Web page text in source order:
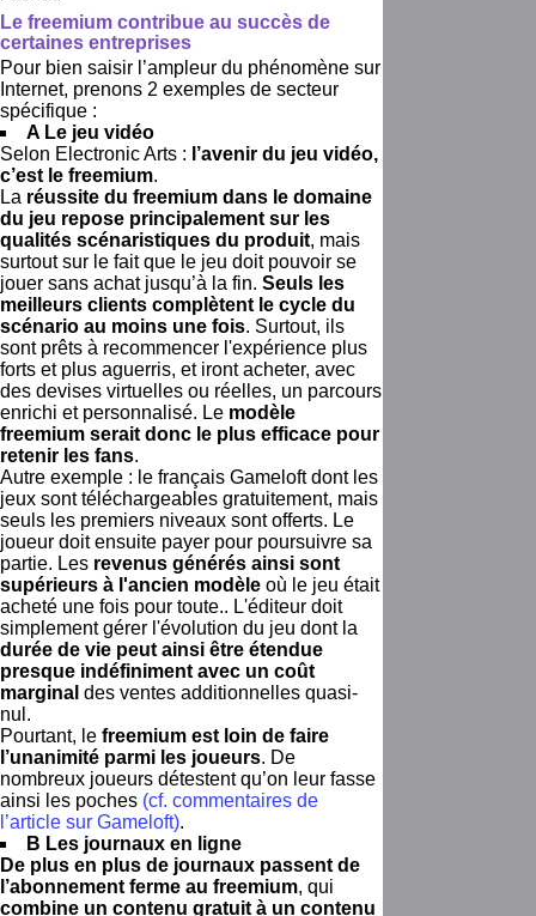
Le freemium contribue au succès de
certaines entreprises
Pour bien saisir l’ampleur du phénomène sur
Internet, prenons 2 exemples de secteur
spécifique :
A Le jeu vidéo
Selon Electronic Arts : l’avenir du jeu vidéo,
c’est le freemium.
La réussite du freemium dans le domaine
du jeu repose principalement sur les
qualités scénaristiques du produit, mais
surtout sur le fait que le jeu doit pouvoir se
jouer sans achat jusqu’à la fin. Seuls les
meilleurs clients complètent le cycle du
scénario au moins une fois. Surtout, ils
sont prêts à recommencer l'expérience plus
forts et plus aguerris, et iront acheter, avec
des devises virtuelles ou réelles, un parcours
enrichi et personnalisé. Le modèle
freemium serait donc le plus efficace pour
retenir les fans.
Autre exemple : le français Gameloft dont les
jeux sont téléchargeables gratuitement, mais
seuls les premiers niveaux sont offerts. Le
joueur doit ensuite payer pour poursuivre sa
partie. Les revenus générés ainsi sont
supérieurs à l'ancien modèle où le jeu était
acheté une fois pour toute.. L'éditeur doit
simplement gérer l'évolution du jeu dont la
durée de vie peut ainsi être étendue
presque indéfiniment avec un coût
marginal des ventes additionnelles quasi-
nul.
Pourtant, le freemium est loin de faire
l’unanimité parmi les joueurs. De
nombreux joueurs détestent qu’on leur fasse
ainsi les poches (cf. commentaires de
l’article sur Gameloft).
B Les journaux en ligne
De plus en plus de journaux passent de
l’abonnement ferme au freemium, qui
combine un contenu gratuit à un contenu